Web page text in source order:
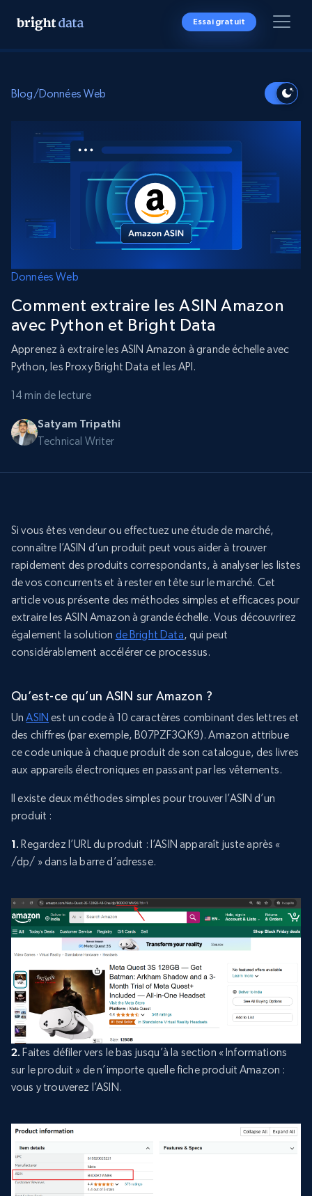
Essai gratuit
Blog/Données Web
Données Web
Comment extraire les ASIN Amazon
avec Python et Bright Data
Apprenez à extraire les ASIN Amazon à grande échelle avec
Python, les Proxy Bright Data et les API.
14 min de lecture
Satyam Tripathi
Technical Writer
Si vous êtes vendeur ou effectuez une étude de marché,
connaître l’ASIN d’un produit peut vous aider à trouver
rapidement des produits correspondants, à analyser les listes
de vos concurrents et à rester en tête sur le marché. Cet
article vous présente des méthodes simples et efficaces pour
extraire les ASIN Amazon à grande échelle. Vous découvrirez
également la solution de Bright Data, qui peut
considérablement accélérer ce processus.
Qu’est-ce qu’un ASIN sur Amazon ?
UnASIN est un code à 10 caractères combinant des lettres et
des chiffres (par exemple, B07PZF3QK9). Amazon attribue
ce code unique à chaque produit de son catalogue, des livres
aux appareils électroniques en passant par les vêtements.
Il existe deux méthodes simples pour trouver l’ASIN d’un
produit :
1. Regardez l’URL du produit : l’ASIN apparaît juste après «
/dp/ » dans la barre d’adresse.
2. Faites défiler vers le bas jusqu’à la section « Informations
sur le produit » de n’importe quelle fiche produit Amazon :
vous y trouverez l’ASIN.